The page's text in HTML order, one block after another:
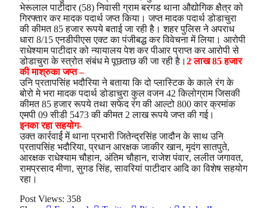
भेरूलाल पाटीदार (58) निवासी ग्राम बरगड थाना औद्योगिक क्षैत्र को
गिरफ्तार कर मादक पदार्थ जप्त किया। जप्त मादक पदार्थ डोडाचुरा
की कीमत 85 हजार रूपये बताई जा रही है। शहर पुलिस ने अपराध
धारा 8/15 एनडीपीएस एक्ट का पंजीबद्ध कर विवेचना में लिया। आरोपी
राधेश्याम पाटीदार को न्यायालय पेश कर पीआर प्राप्त कर आरोपी से
डोडाचुरा के स्त्रोत संबंध मे पूछताछ की जा रही है। 2 लाख 85 हजार
की माश्रुका जप्त –
उनि प्रतापसिंह भदौरिया ने बताया कि दो प्लास्टिक के काले रंग के
बोरो मे भरा मादक पदार्थ डोडाचुरा कुल वजन 42 किलोग्राम जिसकी
कीमत 85 हजार रूपये तथा सफेद रंग की आल्टो 800 कार क्रमांक
एमपी 09 सीडी 5473 की कीमत 2 लाख रूपये जप्त की गई।
इनका रहा सहयोग-
उक्त कार्रवार्ई में थाना प्रभारी जितेन्द्रसिंह जादौन के साथ उनि
प्रतापसिंह भदौरिया, प्रधान आरक्षक जाकीर खान, मृदंग सातपुते,
आरक्षक राधेश्याम चौहान, अंतिम चौहान, राजेश पंवार, ललीत जगावत,
रामप्रसाद मीणा, सुगड सिंह, सावरियां पाटीदार आदि का विशेष सहयोग
रहा।
Post Views: 358